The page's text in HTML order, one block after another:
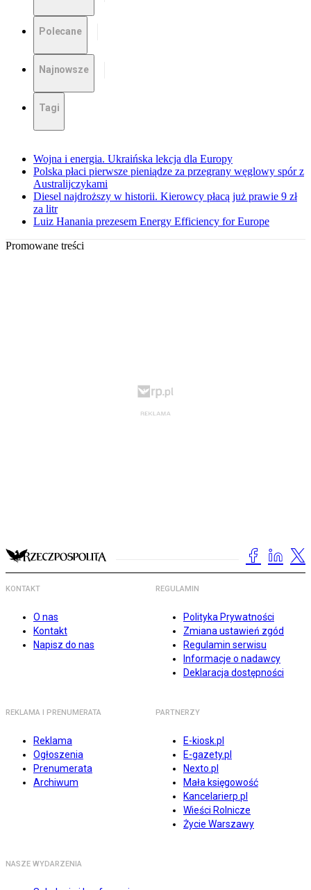
Polecane
Najnowsze
Tagi
Wojna i energia. Ukraińska lekcja dla Europy
Polska płaci pierwsze pieniądze za przegrany węglowy spór z
Australijczykami
Diesel najdroższy w historii. Kierowcy płacą już prawie 9 zł
za litr
Luiz Hanania prezesem Energy Efficiency for Europe
Promowane treści
KONTAKT
O nas
Kontakt
Napisz do nas
REGULAMIN
Polityka Prywatności
Zmiana ustawień zgód
Regulamin serwisu
Informacje o nadawcy
Deklaracja dostępności
REKLAMA I PRENUMERATA
Reklama
Ogłoszenia
Prenumerata
Archiwum
PARTNERZY
E-kiosk.pl
E-gazety.pl
Nexto.pl
Mała księgowość
Kancelarierp.pl
Wieści Rolnicze
Życie Warszawy
NASZE WYDARZENIA